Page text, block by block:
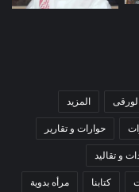
المزيد
حوارات و تقارير
و تقاليد
كتابنا مرأه بدوية